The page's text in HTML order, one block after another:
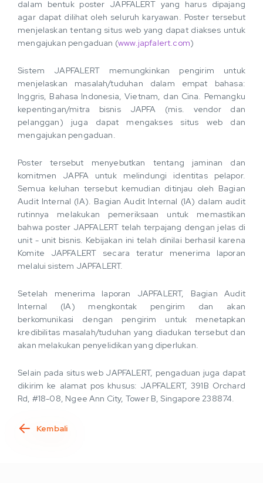
dalam bentuk poster JAPFALERT yang harus dipajang
agar dapat dilihat oleh seluruh karyawan. Poster tersebut
menjelaskan tentang situs web yang dapat diakses untuk
mengajukan pengaduan (www.japfalert.com)
Sistem JAPFALERT memungkinkan pengirim untuk
menjelaskan masalah/tuduhan dalam empat bahasa:
Inggris, Bahasa Indonesia, Vietnam, dan Cina. Pemangku
kepentingan/mitra bisnis JAPFA (mis. vendor dan
pelanggan) juga dapat mengakses situs web dan
mengajukan pengaduan.
Poster tersebut menyebutkan tentang jaminan dan
komitmen JAPFA untuk melindungi identitas pelapor.
Semua keluhan tersebut kemudian ditinjau oleh Bagian
Audit Internal (IA). Bagian Audit Internal (IA) dalam audit
rutinnya melakukan pemeriksaan untuk memastikan
bahwa poster JAPFALERT telah terpajang dengan jelas di
unit - unit bisnis. Kebijakan ini telah dinilai berhasil karena
Komite JAPFALERT secara teratur menerima laporan
melalui sistem JAPFALERT.
Setelah menerima laporan JAPFALERT, Bagian Audit
Internal (IA) mengkontak pengirim dan akan
berkomunikasi dengan pengirim untuk menetapkan
kredibilitas masalah/tuduhan yang diadukan tersebut dan
akan melakukan penyelidikan yang diperlukan.
Selain pada situs web JAPFALERT, pengaduan juga dapat
dikirim ke alamat pos khusus: JAPFALERT, 391B Orchard
Rd, #18-08, Ngee Ann City, Tower B, Singapore 238874.
Kembali